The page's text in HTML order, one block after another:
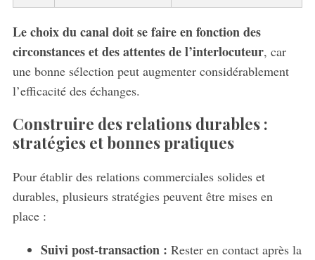
Le choix du canal doit se faire en fonction des
circonstances et des attentes de l’interlocuteur, car
une bonne sélection peut augmenter considérablement
l’efficacité des échanges.
Construire des relations durables :
stratégies et bonnes pratiques
Pour établir des relations commerciales solides et
durables, plusieurs stratégies peuvent être mises en
place :
Suivi post-transaction : Rester en contact après la